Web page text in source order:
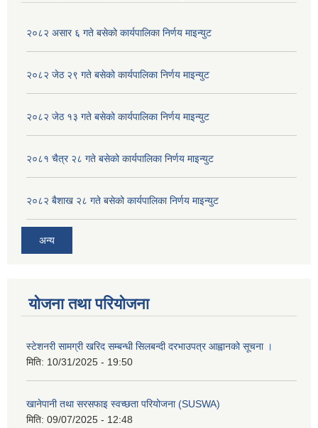
२०८२ असार ६ गते बसेको कार्यपालिका निर्णय माइन्युट
२०८२ जेठ २९ गते बसेको कार्यपालिका निर्णय माइन्युट
२०८२ जेठ १३ गते बसेको कार्यपालिका निर्णय माइन्युट
२०८१ चैत्र २८ गते बसेको कार्यपालिका निर्णय माइन्युट
२०८२ बैशाख २८ गते बसेको कार्यपालिका निर्णय माइन्युट
अन्य
योजना तथा परियोजना
स्टेशनरी सामग्री खरिद सम्बन्धी सिलबन्दी दरभाउपत्र आह्वानको सूचना ।
मिति: 10/31/2025 - 19:50
खानेपानी तथा सरसफाइ स्वच्छता परियोजना (SUSWA)
मिति: 09/07/2025 - 12:48